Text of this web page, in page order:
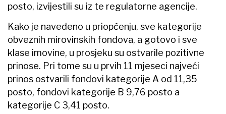
posto, izvijestili su iz te regulatorne agencije.
Kako je navedeno u priopćenju, sve kategorije
obveznih mirovinskih fondova, a gotovo i sve
klase imovine, u prosjeku su ostvarile pozitivne
prinose. Pri tome su u prvih 11 mjeseci najveći
prinos ostvarili fondovi kategorije A od 11,35
posto, fondovi kategorije B 9,76 posto a
kategorije C 3,41 posto.